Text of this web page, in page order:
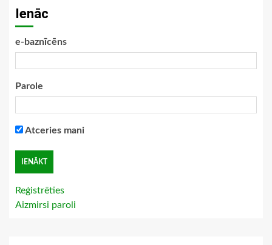
Ienāc
e-baznīcēns
Parole
Atceries mani
Reģistrēties
Aizmirsi paroli